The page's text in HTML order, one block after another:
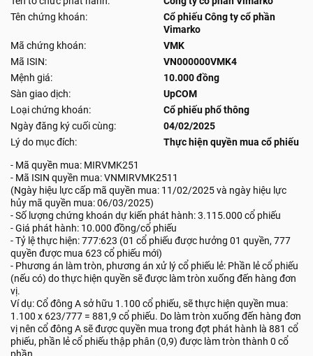
Tên chứng khoán:
Cổ phiếu Công ty cổ phần
Vimarko
Mã chứng khoán:
VMK
Mã ISIN:
VN000000VMK4
Mệnh giá:
10.000 đồng
Sàn giao dịch:
UpCOM
Loại chứng khoán:
Cổ phiếu phổ thông
Ngày đăng ký cuối cùng:
04/02/2025
Lý do mục đích:
Thực hiện quyền mua cổ phiếu
- Mã quyền mua: MIRVMK251
- Mã ISIN quyền mua: VNMIRVMK2511
(Ngày hiệu lực cấp mã quyền mua: 11/02/2025 và ngày hiệu lực
hủy mã quyền mua: 06/03/2025)
- Số lượng chứng khoán dự kiến phát hành: 3.115.000 cổ phiếu
- Giá phát hành: 10.000 đồng/cổ phiếu
- Tỷ lệ thực hiện: 777:623 (01 cổ phiếu được hưởng 01 quyền, 777
quyền được mua 623 cổ phiếu mới)
- Phương án làm tròn, phương án xử lý cổ phiếu lẻ: Phần lẻ cổ phiếu
(nếu có) do thực hiện quyền sẽ được làm tròn xuống đến hàng đơn
vị.
Ví dụ: Cổ đông A sở hữu 1.100 cổ phiếu, sẽ thực hiện quyền mua:
1.100 x 623/777 = 881,9 cổ phiếu. Do làm tròn xuống đến hàng đơn
vị nên cổ đông A sẽ được quyền mua trong đợt phát hành là 881 cổ
phiếu, phần lẻ cổ phiếu thập phân (0,9) được làm tròn thành 0 cổ